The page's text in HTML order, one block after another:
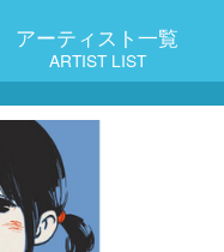
アーティスト一覧
ARTIST LIST